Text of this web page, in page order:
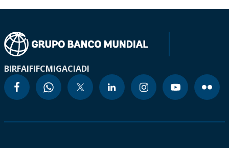
BIRFAIFIFCMIGACIADI